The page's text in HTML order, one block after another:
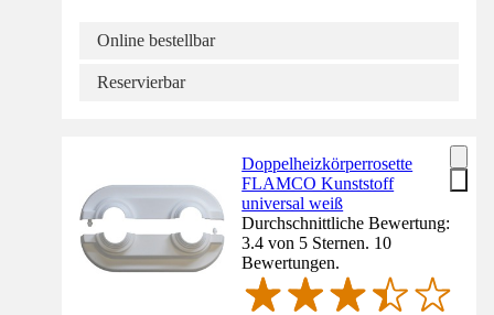
Online bestellbar
Reservierbar
Doppelheizkörperrosette
FLAMCO Kunststoff
universal weiß
Durchschnittliche Bewertung:
3.4 von 5 Sternen. 10
Bewertungen.